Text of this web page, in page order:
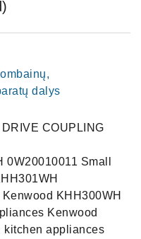
dalys
COUPLING
0W20010011 Small
KHH300WH
Kenwood
kitchen appliances